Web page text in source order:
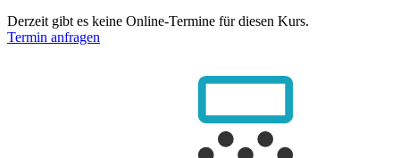
Derzeit gibt es keine Online-Termine für diesen Kurs.
Termin anfragen